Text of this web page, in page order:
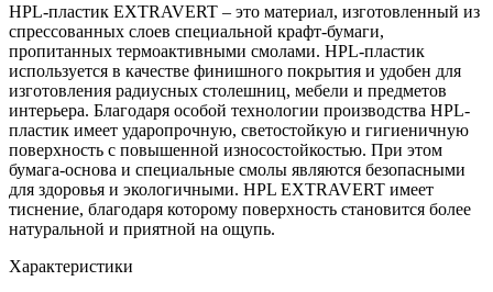
HPL-пластик EXTRAVERT – это материал, изготовленный из
спрессованных слоев специальной крафт-бумаги,
пропитанных термоактивными смолами. HPL-пластик
используется в качестве финишного покрытия и удобен для
изготовления радиусных столешниц, мебели и предметов
интерьера. Благодаря особой технологии производства HPL-
пластик имеет ударопрочную, светостойкую и гигиеничную
поверхность с повышенной износостойкостью. При этом
бумага-основа и специальные смолы являются безопасными
для здоровья и экологичными. HPL EXTRAVERT имеет
тиснение, благодаря которому поверхность становится более
натуральной и приятной на ощупь.
Характеристики